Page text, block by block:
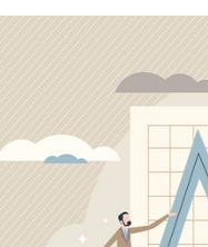
ou
permite-
a nossa
ACEITAR
CONTINUAR